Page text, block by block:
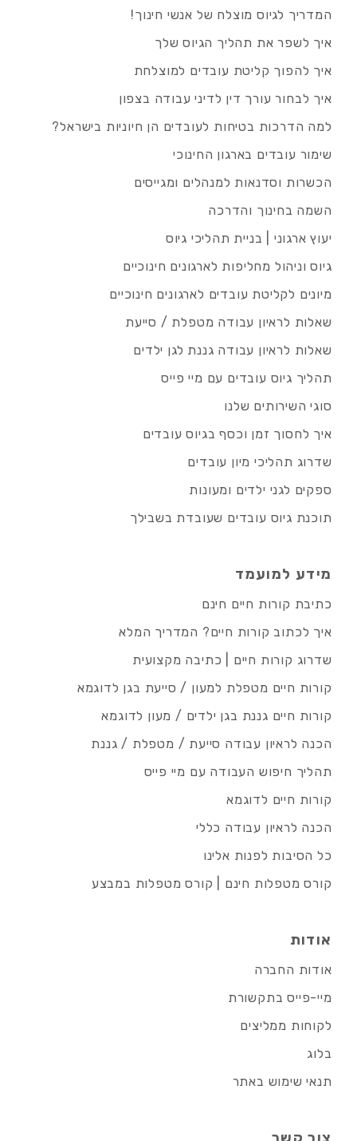
המדריך לגיוס מוצלח של אנשי חינוך!
איך לשפר את תהליך הגיוס שלך
איך להפוך קליטת עובדים למוצלחת
איך לבחור עורך דין לדיני עבודה בצפון
למה הדרכות בטיחות לעובדים הן חיוניות בישראל?
שימור עובדים בארגון החינוכי
הכשרות וסדנאות למנהלים ומגייסים
השמה בחינוך והדרכה
יעוץ ארגוני | בניית תהליכי גיוס
גיוס וניהול מחליפות לארגונים חינוכיים
מיונים לקליטת עובדים לארגונים חינוכיים
שאלות לראיון עבודה מטפלת / סייעת
שאלות לראיון עבודה גננת לגן ילדים
תהליך גיוס עובדים עם מיי פייס
סוגי השירותים שלנו
איך לחסוך זמן וכסף בגיוס עובדים
שדרוג תהליכי מיון עובדים
ספקים לגני ילדים ומעונות
תוכנת גיוס עובדים שעובדת בשבילך
מידע למועמד
כתיבת קורות חיים חינם
איך לכתוב קורות חיים? המדריך המלא
שדרוג קורות חיים | כתיבה מקצועית
קורות חיים מטפלת למעון / סייעת בגן לדוגמא
קורות חיים גננת בגן ילדים / מעון לדוגמא
הכנה לראיון עבודה סייעת / מטפלת / גננת
תהליך חיפוש העבודה עם מיי פייס
קורות חיים לדוגמא
הכנה לראיון עבודה כללי
כל הסיבות לפנות אלינו
קורס מטפלות חינם | קורס מטפלות במבצע
אודות
אודות החברה
מיי-פייס בתקשורת
לקוחות ממליצים
בלוג
תנאי שימוש באתר